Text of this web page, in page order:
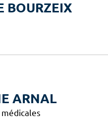
BOURZEIX
ARNAL